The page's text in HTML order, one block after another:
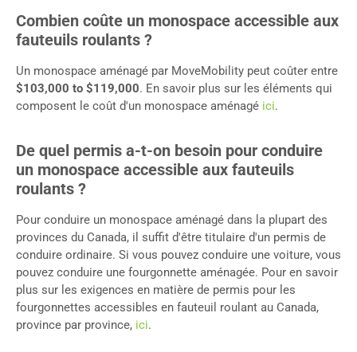
Combien coûte un monospace accessible aux
fauteuils roulants ?
Un monospace aménagé par MoveMobility peut coûter entre
$103,000 to $119,000. En savoir plus sur les éléments qui
composent le coût d'un monospace aménagé ici.
De quel permis a-t-on besoin pour conduire
un monospace accessible aux fauteuils
roulants ?
Pour conduire un monospace aménagé dans la plupart des
provinces du Canada, il suffit d'être titulaire d'un permis de
conduire ordinaire. Si vous pouvez conduire une voiture, vous
pouvez conduire une fourgonnette aménagée. Pour en savoir
plus sur les exigences en matière de permis pour les
fourgonnettes accessibles en fauteuil roulant au Canada,
province par province, ici.